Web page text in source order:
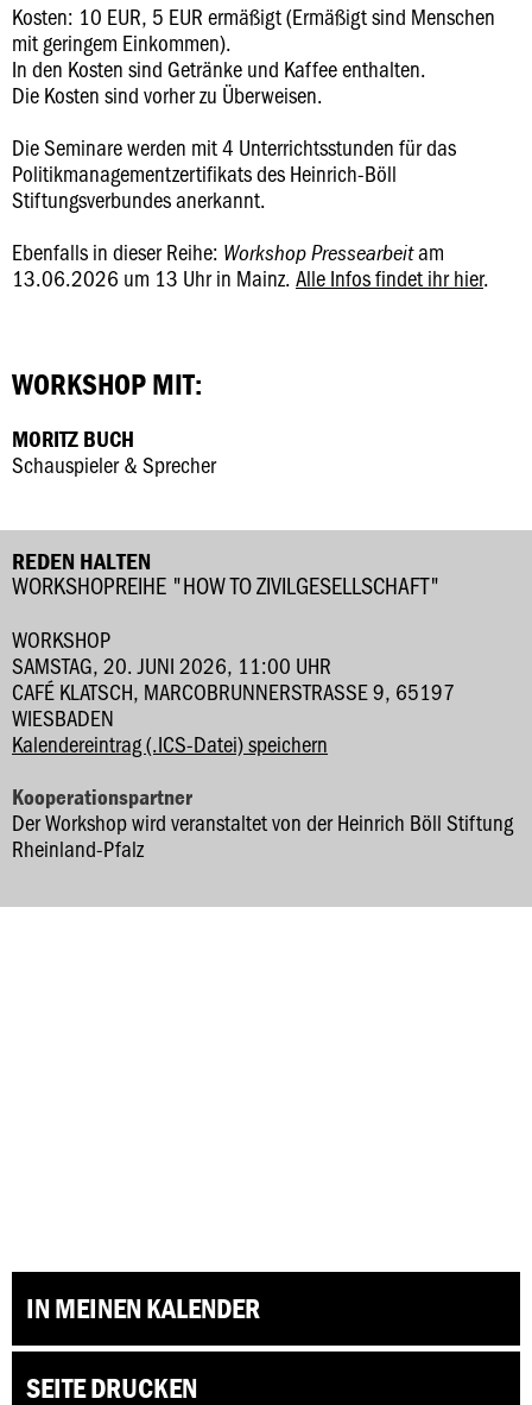
Kosten: 10 EUR, 5 EUR ermäßigt (Ermäßigt sind Menschen
mit geringem Einkommen).
In den Kosten sind Getränke und Kaffee enthalten.
Die Kosten sind vorher zu Überweisen.
Die Seminare werden mit 4 Unterrichtsstunden für das
Politikmanagementzertifikats des Heinrich-Böll
Stiftungsverbundes anerkannt.
Ebenfalls in dieser Reihe: Workshop Pressearbeitam
13.06.2026 um 13 Uhr in Mainz. Alle Infos findet ihr hier.
WORKSHOP MIT:
MORITZ BUCH
Schauspieler & Sprecher
REDEN HALTEN
WORKSHOPREIHE "HOW TO ZIVILGESELLSCHAFT"
WORKSHOP
SAMSTAG, 20. JUNI 2026, 11:00 UHR
CAFÉ KLATSCH, MARCOBRUNNERSTRASSE 9, 65197 W
IESBADEN
Kalendereintrag (.ICS-Datei) speichern
Kooperationspartner
Der Workshop wird veranstaltet von der Heinrich Böll Stiftung
Rheinland-Pfalz
IN MEINEN KALENDER
SEITE DRUCKEN